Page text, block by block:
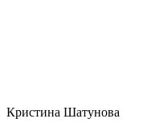
Кристина Шатунова